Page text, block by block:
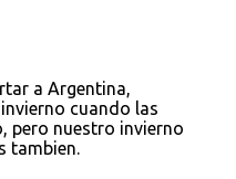
a Argentina,
cuando las
pero nuestro invierno
tambien.